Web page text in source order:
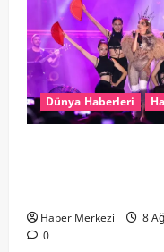
Dünya Haberleri
Haber Merkezi
8
0